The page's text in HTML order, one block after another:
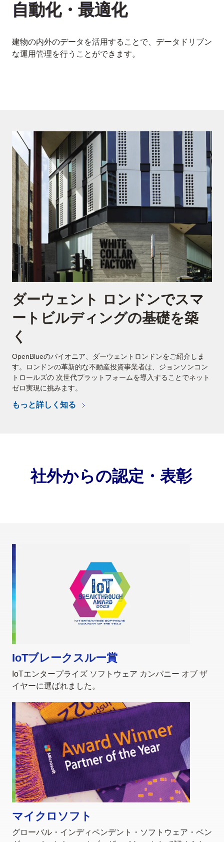
自動化・最適化
建物の内外のデータを活用することで、データドリブン
な運用管理を行うことができます。
ダーウェント ロンドンでスマ
ートビルディングの基礎を築
く
OpenBlueのパイオニア、ダーウェントロンドンをご紹介しま
す。ロンドンの革新的な不動産投資事業者は、ジョンソンコン
トロールズの 次世代プラットフォームを導入することでネット
ゼロ実現に挑みます。
もっと詳しく知る
社外からの認定・表彰
IoTブレークスルー賞
IoTエンタープライズ ソフトウェア カンパニー オブ ザ
イヤーに選ばれました。
マイクロソフト
グローバル・インディペンデント・ソフトウェア・ベン